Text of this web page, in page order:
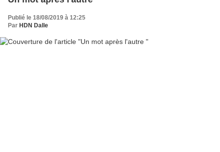
Publié le 18/08/2019 à 12:25
Par HDN Dalle